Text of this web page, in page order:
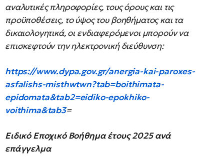
αναλυτικές πληροφορίες, τους όρους και τις
προϋποθέσεις, το ύψος του βοηθήματος και τα
δικαιολογητικά, οι ενδιαφερόμενοι μπορούν να
επισκεφτούν την ηλεκτρονική διεύθυνση:
https://www.dypa.gov.gr/anergia-kai-paroxes-
asfalishs-misthwtwn?tab=boithimata-
epidomata&tab2=eidiko-epokhiko-
voithima&tab3=
Ειδικό Εποχικό Βοήθημα έτους 2025 ανά
επάγγελμα